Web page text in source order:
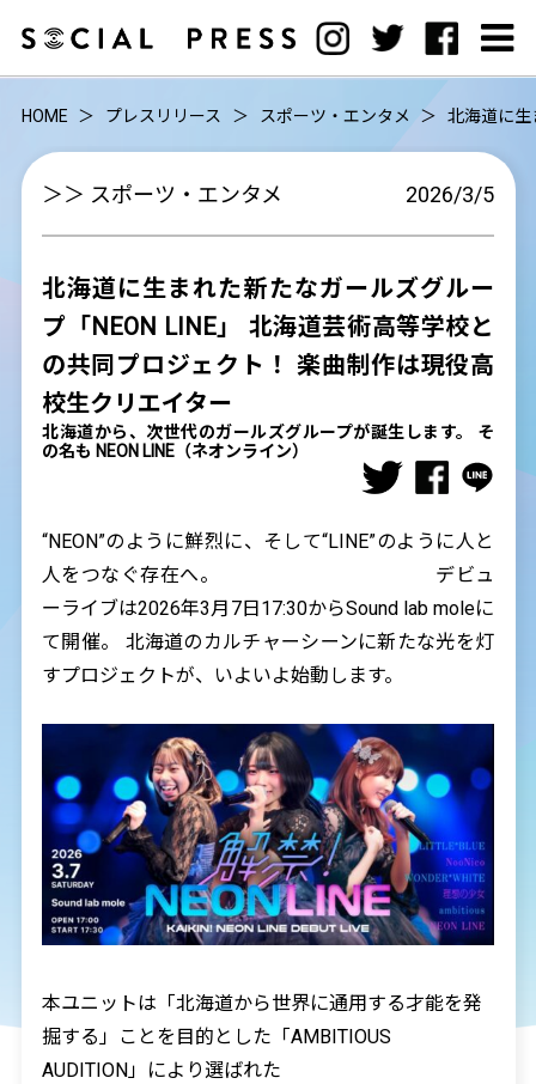
HOME プレスリリース スポーツ・エンタメ 北海道に生
＞＞ スポーツ・エンタメ 2026/3/5
北海道に生まれた新たなガールズグルー
プ「NEON LINE」 北海道芸術高等学校と
の共同プロジェクト！ 楽曲制作は現役高
校生クリエイター
北海道から、次世代のガールズグループが誕生します。 そ
の名も NEON LINE（ネオンライン）
“NEON”のように鮮烈に、そして“LINE”のように人と
人をつなぐ存在へ。 デビュ
ーライブは2026年3月7日17:30からSound lab moleに
て開催。 北海道のカルチャーシーンに新たな光を灯
すプロジェクトが、いよいよ始動します。
本ユニットは「北海道から世界に通用する才能を発
掘する」ことを目的とした「 AMBITIOUS
AUDITION」により選ばれた